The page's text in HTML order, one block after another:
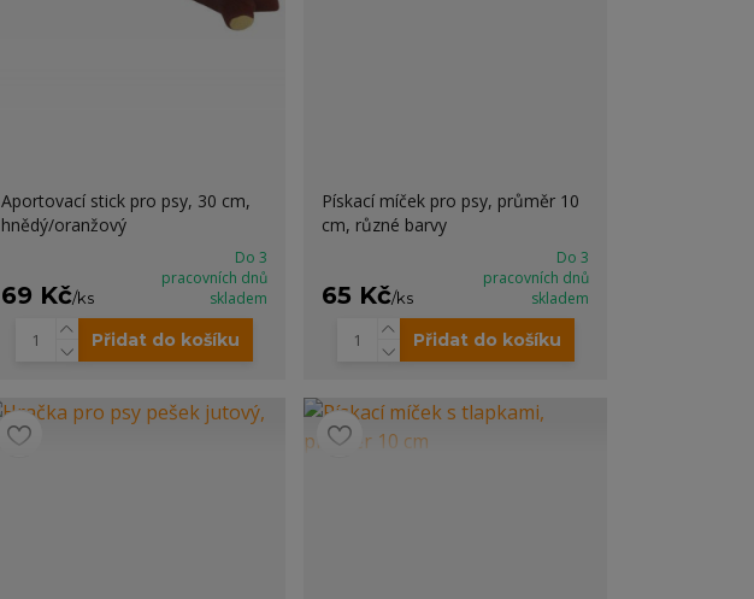
Aportovací stick pro psy, 30 cm,
hnědý/oranžový
69 Kč/ks
Do 3
pracovních dnů
skladem
Přidat do košíku
Pískací míček pro psy, průměr 10
cm, různé barvy
65 Kč/ks
Do 3
pracovních dnů
skladem
Přidat do košíku